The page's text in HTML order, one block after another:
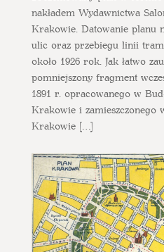
nakładem Wydawnictwa
Krakowie. Datowanie planu
ulic oraz przebiegu linii
około 1926 rok. Jak łatwo
pomniejszony fragment
1891 r. opracowanego w
Krakowie i zamieszczonego
Krakowie […]